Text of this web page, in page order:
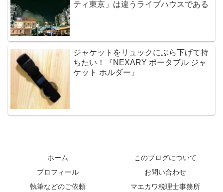
ティ東京」は違うライブハウスである
ジャケットをリュックにぶら下げて持
ちたい！『NEXARY ポータブル ジャ
ケット ホルダー』
ホーム
このブログについて
プロフィール
お問い合わせ
執筆などのご依頼
マエカワ税理士事務所